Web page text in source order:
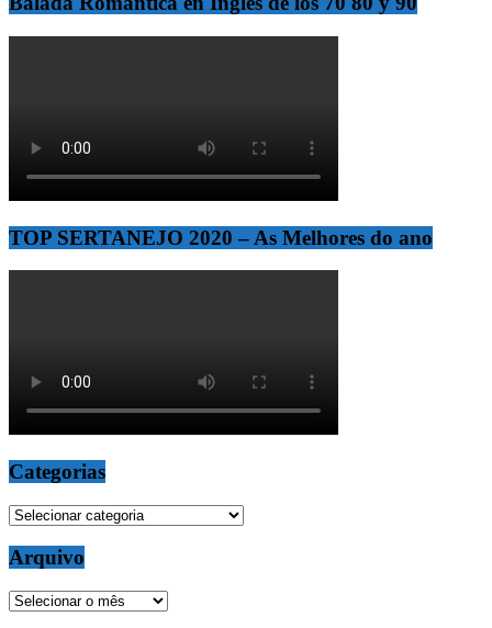
TOP SERTANEJO 2020 – As Melhores do ano
Categorias
Categorias
Arquivo
Arquivo